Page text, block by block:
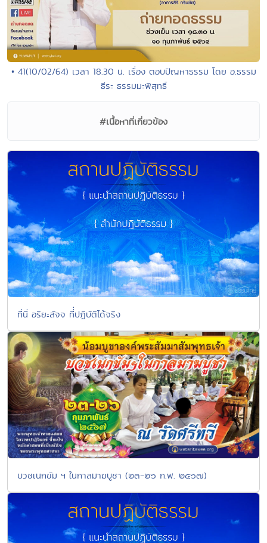
• 41(10/02/64) เวลา 18.30 น. เรื่อง ตอบปัญหาธรรม โดย อ.ธรรม
ธีระ ธรรมมะพิสุทธิ์
#เนื้อหาที่เกี่ยวข้อง
ที่นี่ อริยะสัจจ ที่่ปฏิบัติได้จริง
บวชเนกขัม ฯ ในกาลมาฆบูชา (๒๓-๒๖ ก.พ. ๒๕๖๗)